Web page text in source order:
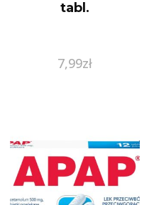
tabl.
7,99zł